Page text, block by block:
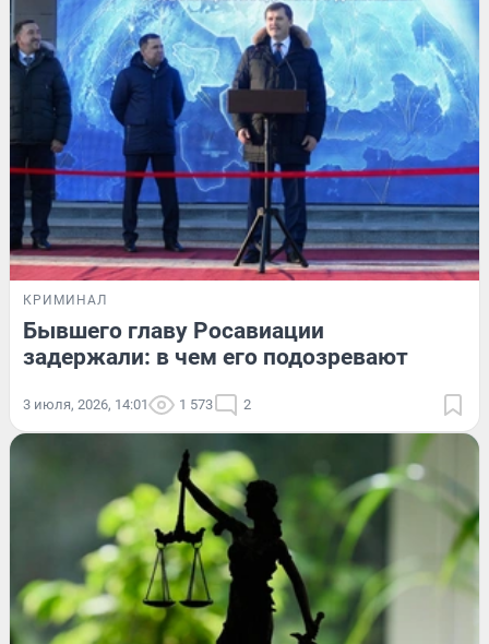
КРИМИНАЛ
Бывшего главу Росавиации
задержали: в чем его подозревают
3 июля, 2026, 14:01 1 573 2